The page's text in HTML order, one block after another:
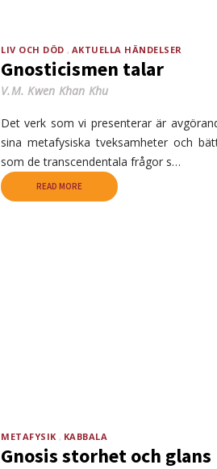
LIV OCH DÖD AKTUELLA HÄNDELSER
Gnosticismen talar
V.M. Kwen Khan Khu
Det verk som vi presenterar är
sina metafysiska tveksamheter och
som de transcendentala frågor s…
READ MORE
METAFYSIK KABBALA
Gnosis storhet och glans